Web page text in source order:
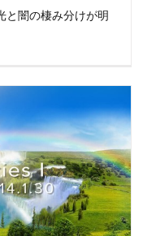
と闇の棲み分けが明